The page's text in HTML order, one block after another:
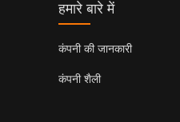
हमारे बारे में
कंपनी की जानकारी
कंपनी शैली